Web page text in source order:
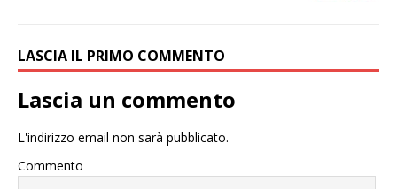
LASCIA IL PRIMO COMMENTO
Lascia un commento
L'indirizzo email non sarà pubblicato.
Commento